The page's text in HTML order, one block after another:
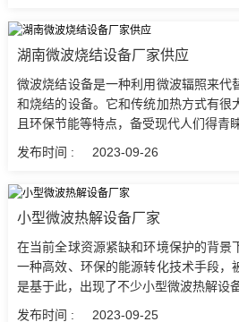
湖南微波烧结设备厂家供应
微波烧结设备是一种利用微波辐照来代
和烧结的设备。它和传统加热方式有很
且环保节能等特点，备受现代人们得青
发布时间 :
2023-09-26
小型微波热解设备厂家
在当前全球资源紧缺和环境保护的背景
一种高效、环保的能源转化技术手段，
是基于此，出现了不少小型微波热解设
发布时间 :
2023-09-25